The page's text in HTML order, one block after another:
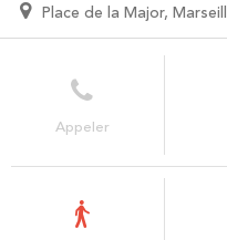
Place de la Major,
Appeler